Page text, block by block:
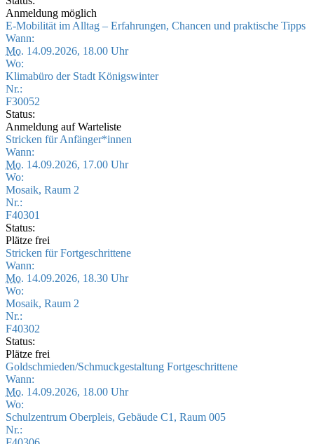
Anmeldung möglich
E-Mobilität im Alltag – Erfahrungen, Chancen und praktische Tipps
Wann:
Mo. 14.09.2026, 18.00 Uhr
Wo:
Klimabüro der Stadt Königswinter
Nr.:
F30052
Status:
Anmeldung auf Warteliste
Stricken für Anfänger*innen
Wann:
Mo. 14.09.2026, 17.00 Uhr
Wo:
Mosaik, Raum 2
Nr.:
F40301
Status:
Plätze frei
Stricken für Fortgeschrittene
Wann:
Mo. 14.09.2026, 18.30 Uhr
Wo:
Mosaik, Raum 2
Nr.:
F40302
Status:
Plätze frei
Goldschmieden/Schmuckgestaltung Fortgeschrittene
Wann:
Mo. 14.09.2026, 18.00 Uhr
Wo:
Schulzentrum Oberpleis, Gebäude C1, Raum 005
Nr.: